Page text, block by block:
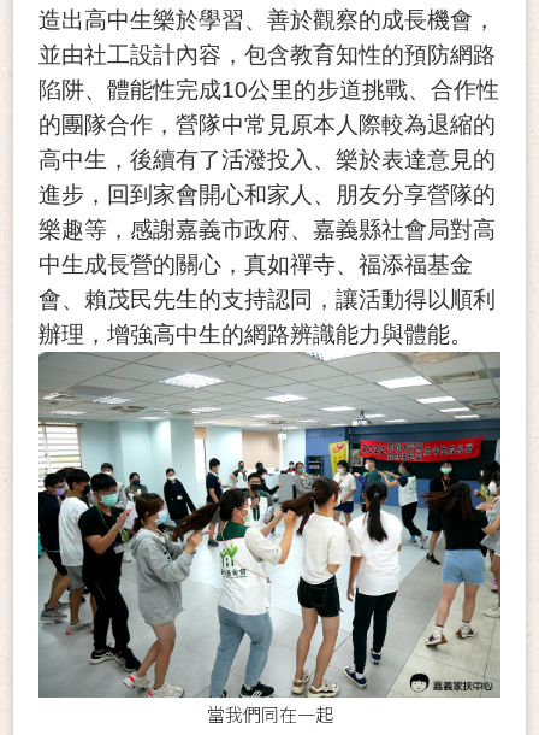
造出高中生樂於學習、善於觀察的成長機會，
並由社工設計內容，包含教育知性的預防網路
陷阱、體能性完成10公里的步道挑戰、合作性
的團隊合作，營隊中常見原本人際較為退縮的
高中生，後續有了活潑投入、樂於表達意見的
進步，回到家會開心和家人、朋友分享營隊的
樂趣等，感謝嘉義市政府、嘉義縣社會局對高
中生成長營的關心，真如禪寺、福添福基金
會、賴茂民先生的支持認同，讓活動得以順利
辦理，增強高中生的網路辨識能力與體能。
當我們同在一起